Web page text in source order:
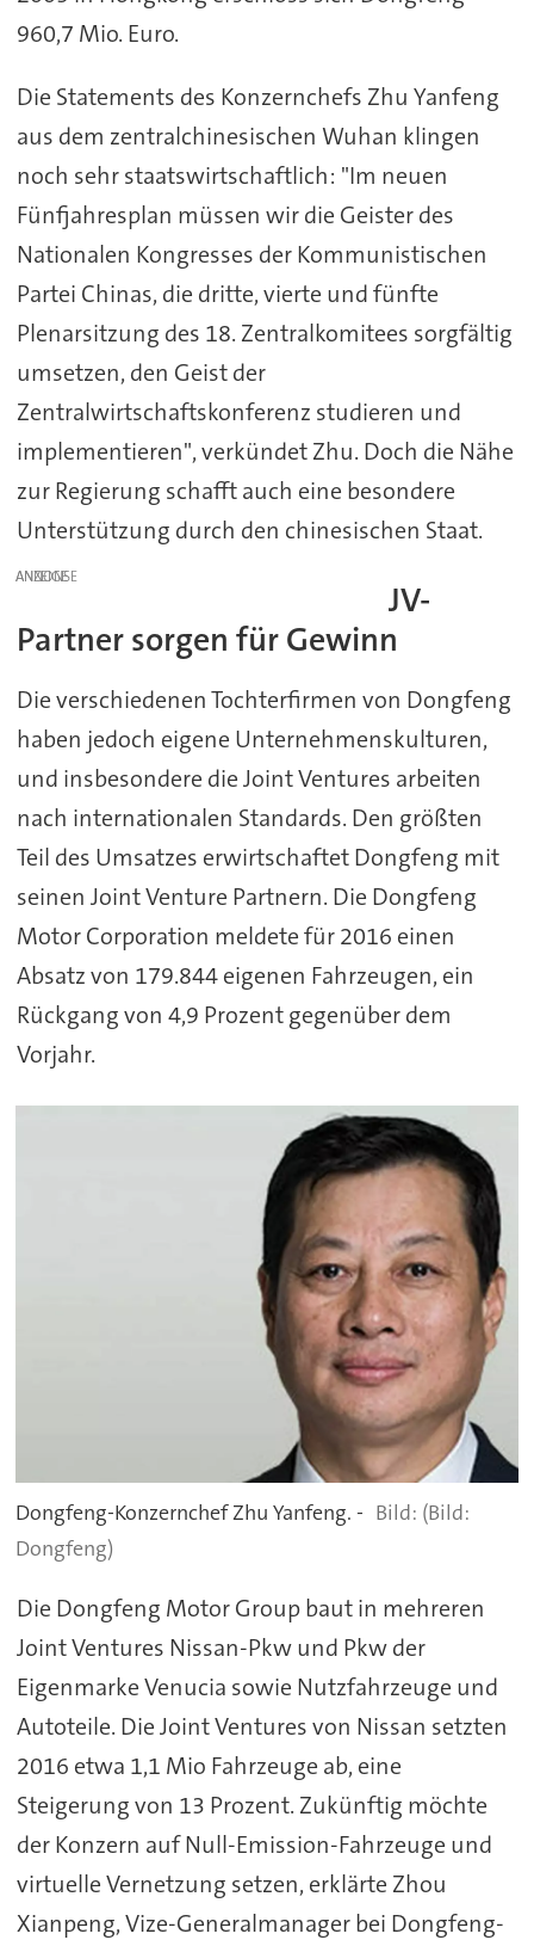
960,7 Mio. Euro.
Die Statements des Konzernchefs Zhu Yanfeng
aus dem zentralchinesischen Wuhan klingen
noch sehr staatswirtschaftlich: "Im neuen
Fünfjahresplan müssen wir die Geister des
Nationalen Kongresses der Kommunistischen
Partei Chinas, die dritte, vierte und fünfte
Plenarsitzung des 18. Zentralkomitees sorgfältig
umsetzen, den Geist der
Zentralwirtschaftskonferenz studieren und
implementieren", verkündet Zhu. Doch die Nähe
zur Regierung schafft auch eine besondere
Unterstützung durch den chinesischen Staat.
ANZEIGE
JV-
Partner sorgen für Gewinn
Die verschiedenen Tochterfirmen von Dongfeng
haben jedoch eigene Unternehmenskulturen,
und insbesondere die Joint Ventures arbeiten
nach internationalen Standards. Den größten
Teil des Umsatzes erwirtschaftet Dongfeng mit
seinen Joint Venture Partnern. Die Dongfeng
Motor Corporation meldete für 2016 einen
Absatz von 179.844 eigenen Fahrzeugen, ein
Rückgang von 4,9 Prozent gegenüber dem
Vorjahr.
Dongfeng-Konzernchef Zhu Yanfeng. -
(Bild:
Dongfeng)
Die Dongfeng Motor Group baut in mehreren
Joint Ventures Nissan-Pkw und Pkw der
Eigenmarke Venucia sowie Nutzfahrzeuge und
Autoteile. Die Joint Ventures von Nissan setzten
2016 etwa 1,1 Mio Fahrzeuge ab, eine
Steigerung von 13 Prozent. Zukünftig möchte
der Konzern auf Null-Emission-Fahrzeuge und
virtuelle Vernetzung setzen, erklärte Zhou
Xianpeng, Vize-Generalmanager bei Dongfeng-